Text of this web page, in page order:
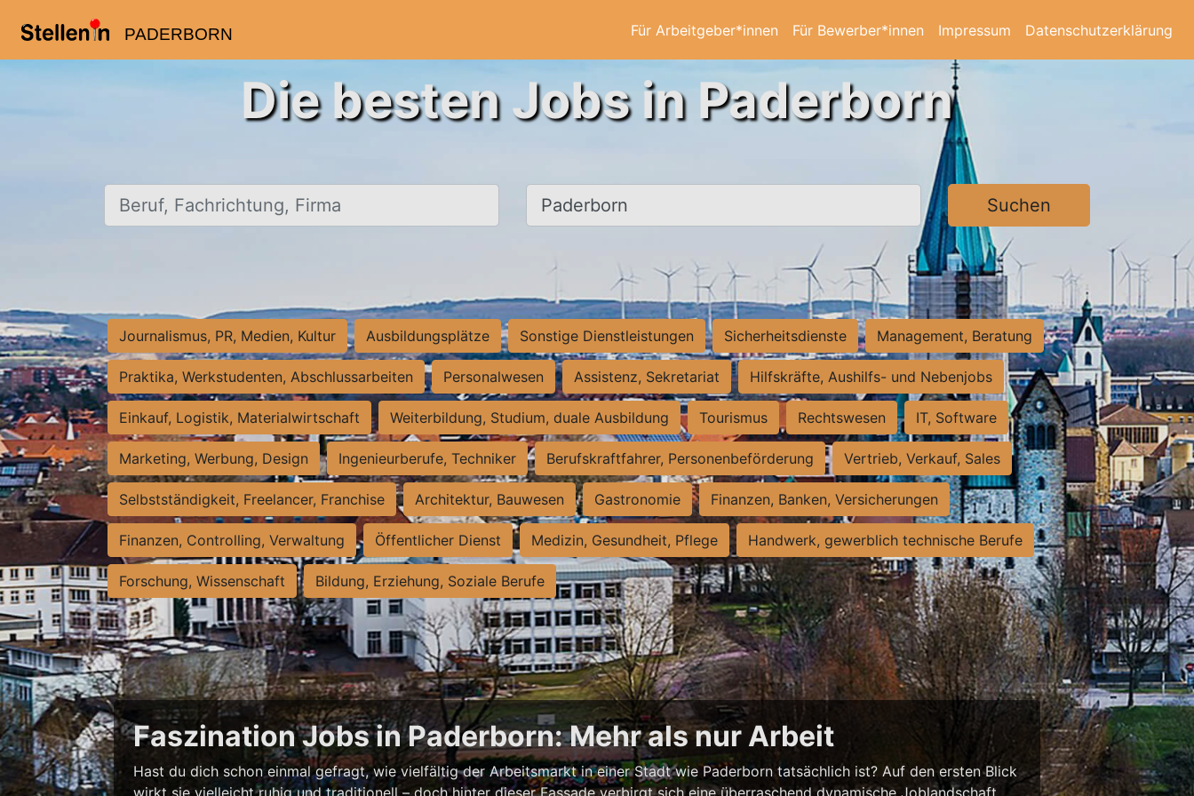
PADERBORN Für Arbeitgeber*innen Für Bewerber*innen Impressum Datenschutzerklärung
Die besten Jobs in Paderborn
Beruf, Fachrichtung, Firma Ort, Stadt Suchen
Journalismus, PR, Medien, Kultur Ausbildungsplätze Sonstige Dienstleistungen Sicherheitsdienste Management, Beratung
Praktika, Werkstudenten, Abschlussarbeiten Personalwesen Assistenz, Sekretariat Hilfskräfte, Aushilfs- und Nebenjobs
Einkauf, Logistik, Materialwirtschaft Weiterbildung, Studium, duale Ausbildung Tourismus Rechtswesen IT, Software
Marketing, Werbung, Design Ingenieurberufe, Techniker Berufskraftfahrer, Personenbeförderung Vertrieb, Verkauf, Sales
Selbstständigkeit, Freelancer, Franchise Architektur, Bauwesen Gastronomie Finanzen, Banken, Versicherungen
Finanzen, Controlling, Verwaltung Öffentlicher Dienst Medizin, Gesundheit, Pflege Handwerk, gewerblich technische Berufe
Forschung, Wissenschaft Bildung, Erziehung, Soziale Berufe
Faszination Jobs in Paderborn: Mehr als nur Arbeit
Hast du dich schon einmal gefragt, wie vielfältig der Arbeitsmarkt in einer Stadt wie Paderborn tatsächlich ist? Auf den ersten Blick